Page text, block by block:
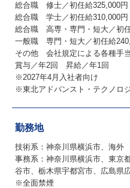
総合職 修士／初任給325,000円
総合職 学士／初任給310,000円
総合職 高専・専門・短大／初
一般職 専門・短大／初任給
その他 会社規定による各種手
賞与／年2回 昇給／年1回
※2027年4月入社者向け
※東北アドバンスト・テクノロ
勤務地
技術系：神奈川県横浜市、海
事務系：神奈川県横浜市、東京
谷市、栃木県宇都宮市、広島
※全面禁煙